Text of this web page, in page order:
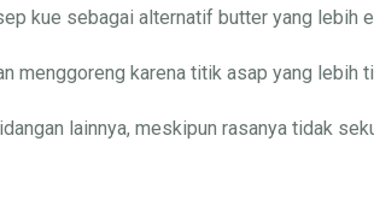
kue sebagai alternatif butter yang lebih
menggoreng karena titik asap yang lebih
lainnya, meskipun rasanya tidak